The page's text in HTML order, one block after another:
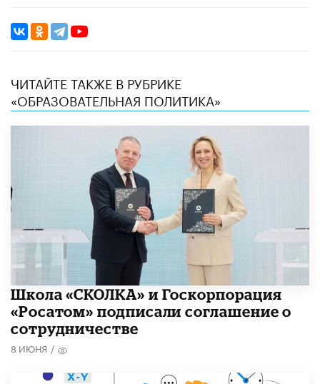
ЧИТАЙТЕ ТАКЖЕ В РУБРИКЕ
«ОБРАЗОВАТЕЛЬНАЯ ПОЛИТИКА»
Школа «СКОЛКА» и Госкорпорация
«Росатом» подписали соглашение о
сотрудничестве
8 ИЮНЯ /